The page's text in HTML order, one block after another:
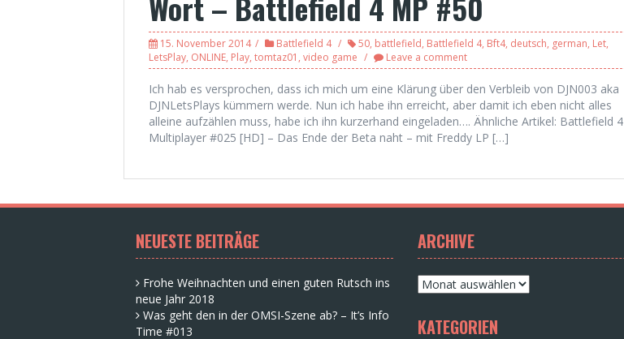
15. November 2014 Battlefield 4 50, battlefield, Battlefield 4, Bft4, deutsch, german, Let,
LetsPlay, ONLINE, Play, tomtaz01 , video game Leave a comment
Ich hab es versprochen, dass ich mich um eine Klärung über den Verbleib von DJN003 aka
DJNLetsPlays kümmern werde. Nun ich habe ihn erreicht, aber damit ich eben nicht alles
alleine aufzählen muss, habe ich ihn kurzerhand eingeladen…. Ähnliche Artikel: Battlefield 4
Multiplayer #025 [HD] – Das Ende der Beta naht – mit Freddy LP […]
NEUESTE BEITRÄGE
Frohe Weihnachten und einen guten Rutsch ins
neue Jahr 2018
Was geht den in der OMSI-Szene ab? – It’s Info
Time #013
ARCHIVE
Archive
KATEGORIEN